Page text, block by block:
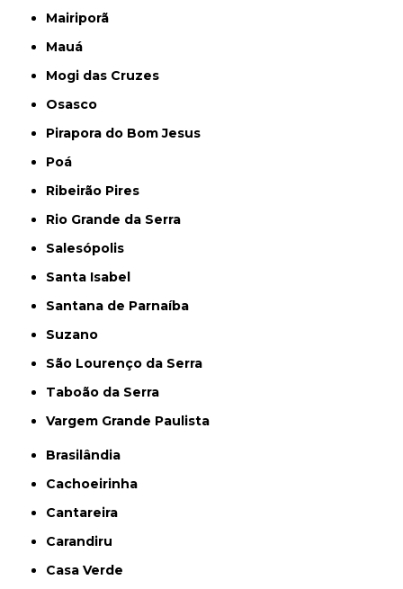
Mairiporã
Mauá
Mogi das Cruzes
Osasco
Pirapora do Bom Jesus
Poá
Ribeirão Pires
Rio Grande da Serra
Salesópolis
Santa Isabel
Santana de Parnaíba
Suzano
São Lourenço da Serra
Taboão da Serra
Vargem Grande Paulista
Brasilândia
Cachoeirinha
Cantareira
Carandiru
Casa Verde